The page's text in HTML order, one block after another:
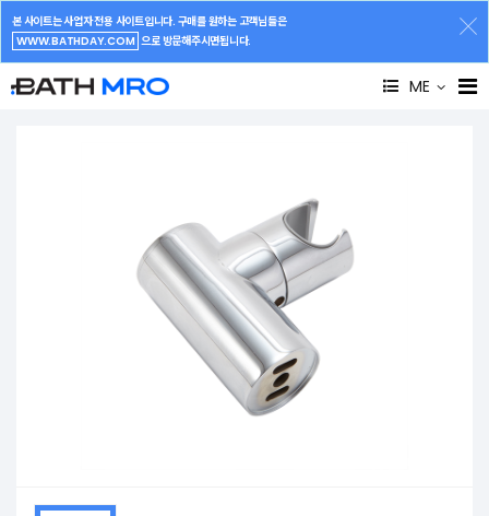
본 사이트는 사업자 전용 사이트입니다. 구매를 원하는 고객님들은
WWW.BATHDAY.COM 으로 방문해주시면됩니다.
ME